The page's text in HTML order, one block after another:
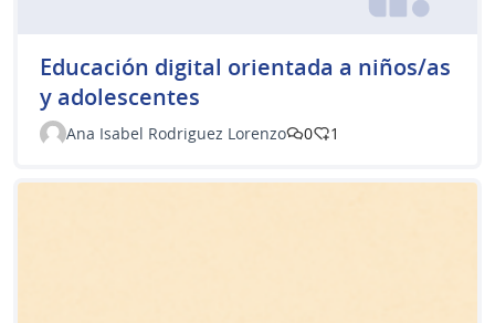
Educación digital orientada a niños/as
y adolescentes
Ana Isabel Rodriguez Lorenzo 0 1